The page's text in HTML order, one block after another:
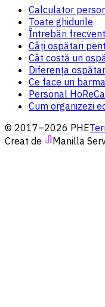
Calculator
Toate ghidurile
Întrebări
Câți ospătari
Cât costă un
Diferența
Ce face un
Personal
Cum organizezi
© 2017–2026 PHE
Creat de
Manilla